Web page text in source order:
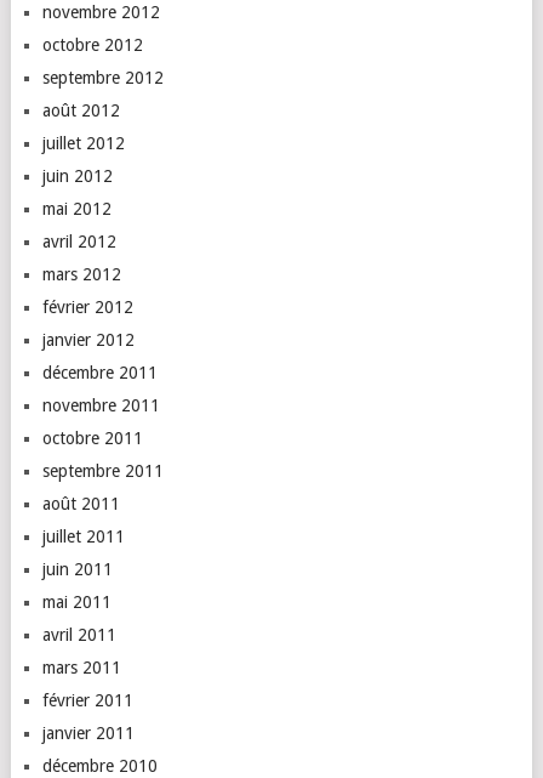
novembre 2012
octobre 2012
septembre 2012
août 2012
juillet 2012
juin 2012
mai 2012
avril 2012
mars 2012
février 2012
janvier 2012
décembre 2011
novembre 2011
octobre 2011
septembre 2011
août 2011
juillet 2011
juin 2011
mai 2011
avril 2011
mars 2011
février 2011
janvier 2011
décembre 2010